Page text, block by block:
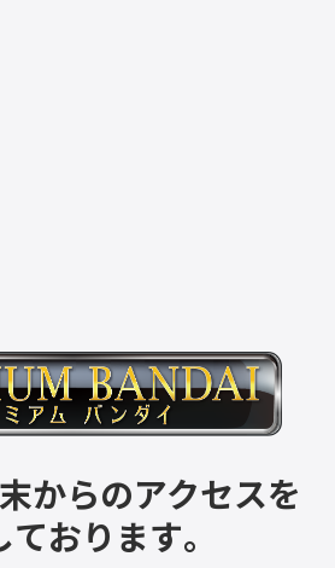
からのアクセスを
おります。